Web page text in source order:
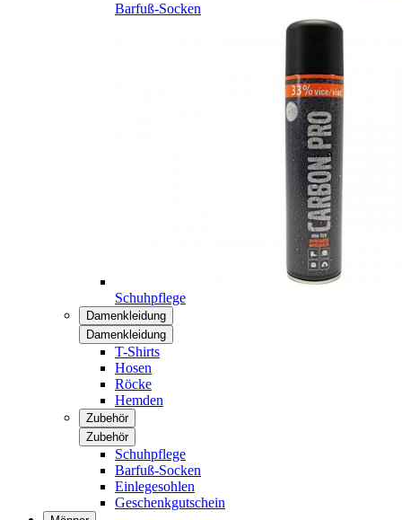
Barfuß-Socken
Schuhpflege
Damenkleidung
Damenkleidung
T-Shirts
Hosen
Röcke
Hemden
Zubehör
Zubehör
Schuhpflege
Barfuß-Socken
Einlegesohlen
Geschenkgutschein